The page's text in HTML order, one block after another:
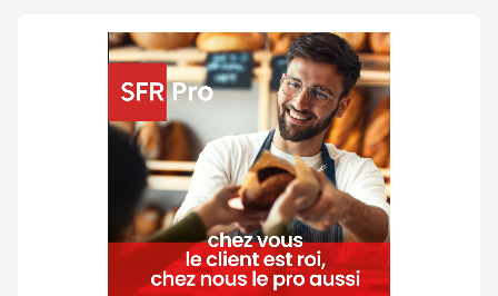
Professionnel ? Choisissez